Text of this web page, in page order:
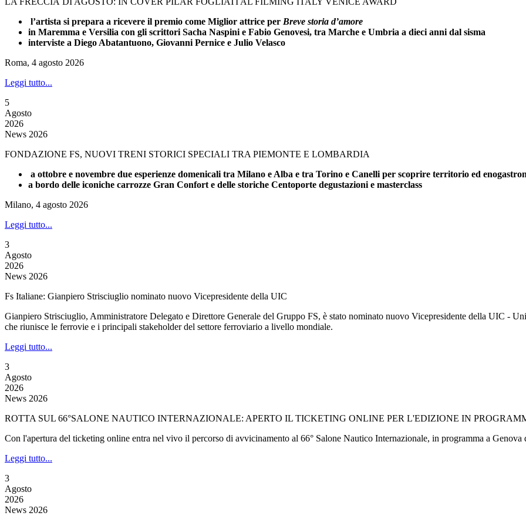
l’artista si prepara a ricevere il premio come Miglior attrice per Breve storia d’amore
in Maremma e Versilia con gli scrittori Sacha Naspini e Fabio Genovesi, tra Marche e Umbria a dieci anni dal sisma
interviste a Diego Abatantuono, Giovanni Pernice e Julio Velasco
Roma, 4 agosto 2026
Leggi tutto...
5
Agosto
2026
News 2026
FONDAZIONE FS, NUOVI TRENI STORICI SPECIALI TRA PIEMONTE E LOMBARDIA
a ottobre e novembre due esperienze domenicali tra Milano e Alba e tra Torino e Canelli per scoprire territorio ed
a bordo delle iconiche carrozze Gran Confort e delle storiche Centoporte degustazioni e masterclass
Milano, 4 agosto 2026
Leggi tutto...
3
Agosto
2026
News 2026
Fs Italiane: Gianpiero Strisciuglio nominato nuovo Vicepresidente della UIC
Gianpiero Strisciuglio, Amministratore Delegato e Direttore Generale del Gruppo FS, è stato nominato nuovo Vicepresidente della UIC -
che riunisce le ferrovie e i principali stakeholder del settore ferroviario a livello mondiale.
Leggi tutto...
3
Agosto
2026
News 2026
ROTTA SUL 66°SALONE NAUTICO INTERNAZIONALE: APERTO IL TICKETING ONLINE PER L'EDIZIONE IN
Con l'apertura del ticketing online entra nel vivo il percorso di avvicinamento al 66° Salone Nautico Internazionale, in programma a Genova
Leggi tutto...
3
Agosto
2026
News 2026